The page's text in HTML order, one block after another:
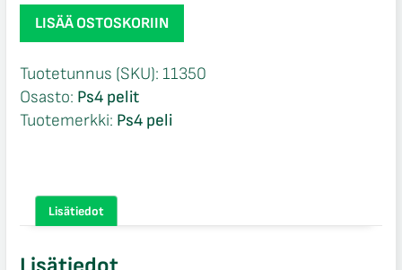
Lego
Marvel
Ps4
määrä
LISÄÄ OSTOSKORIIN
Tuotetunnus (SKU): 11350
Osasto: Ps4 pelit
Tuotemerkki: Ps4 peli
Lisätiedot